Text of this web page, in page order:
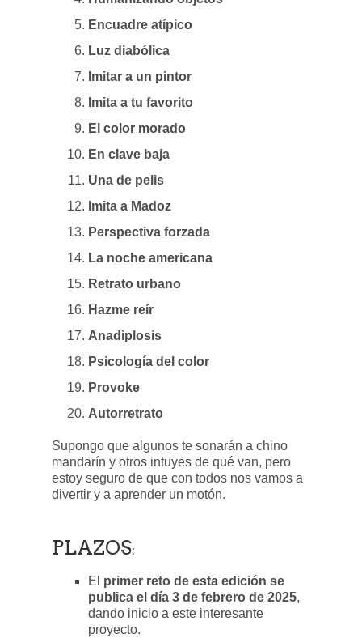
Encuadre atípico
Luz diabólica
Imitar a un pintor
Imita a tu favorito
El color morado
En clave baja
Una de pelis
Imita a Madoz
Perspectiva forzada
La noche americana
Retrato urbano
Hazme reír
Anadiplosis
Psicología del color
Provoke
Autorretrato
Supongo que algunos te sonarán a chino
mandarín y otros intuyes de qué van, pero
estoy seguro de que con todos nos vamos a
divertir y a aprender un motón.
PLAZOS:
El primer reto de esta edición se
publica el día 3 de febrero de 2025,
dando inicio a este interesante
proyecto.